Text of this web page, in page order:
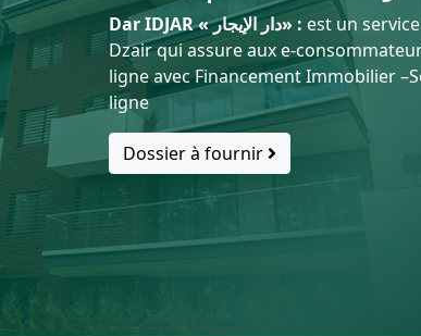
Dar IDJAR « دار الإيجار» : est un
Dzair qui assure aux e-
ligne avec Financement Immobilier
ligne
Dossier à fournir